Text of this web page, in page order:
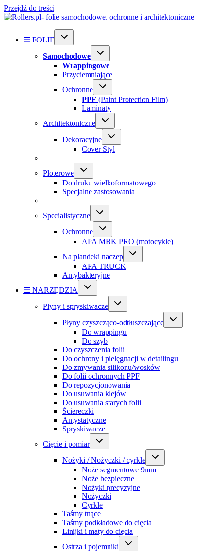
Przejdź do treści
☰ FOLIE
Samochodowe
Wrappingowe
Przyciemniające
Ochronne
PPF (Paint Protection Film)
Laminaty
Architektoniczne
Dekoracyjne
Cover Styl
Ploterowe
Do druku wielkoformatowego
Specjalne zastosowania
Specialistyczne
Ochronne
APA MBK PRO (motocykle)
Na plandeki naczep
APA TRUCK
Antybakteryjne
☰ NARZĘDZIA
Płyny i spryskiwacze
Płyny czyszcząco-odtłuszczające
Do wrappingu
Do szyb
Do czyszczenia folii
Do ochrony i pielęgnacji w detailingu
Do zmywania silikonu/wosków
Do folii ochronnych PPF
Do repozycjonowania
Do usuwania klejów
Do usuwania starych folii
Ściereczki
Antystatyczne
Spryskiwacze
Cięcie i pomiar
Nożyki / Nożyczki / cyrkle
Noże segmentowe 9mm
Noże bezpieczne
Nożyki precyzyjne
Nożyczki
Cyrkle
Taśmy tnące
Taśmy podkładowe do cięcia
Linijki i maty do cięcia
Ostrza i pojemniki